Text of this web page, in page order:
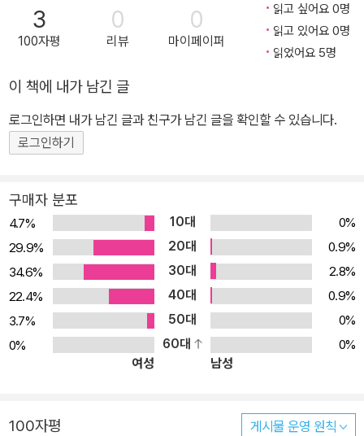
3
100자평
0
리뷰
0
마이페이퍼
읽고 싶어요 0명
읽고 있어요 0명
읽었어요 5명
이 책에 내가 남긴 글
로그인하면 내가 남긴 글과 친구가 남긴 글을 확인할 수 있습니다.
로그인하기
구매자 분포
4.7% 10대
0%
29.9%
20대
0.9%
34.6%
30대
2.8%
22.4%
40대
0.9%
3.7%
50대
0%
0%
60대
0%
여성
남성
100자평 게시물 운영 원칙